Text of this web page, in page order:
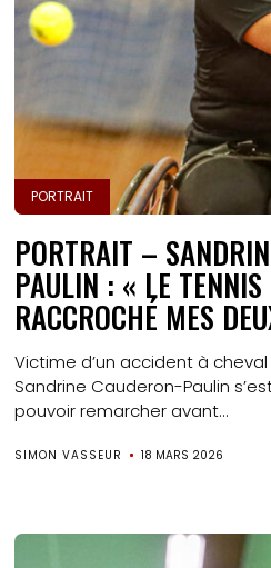
PORTRAIT
PORTRAIT –
PAULIN : « LE
RACCROCHÉ MES
Victime d’un accident à cheval
Sandrine Cauderon-Paulin
pouvoir remarcher avant...
SIMON VASSEUR 18 MARS 2026